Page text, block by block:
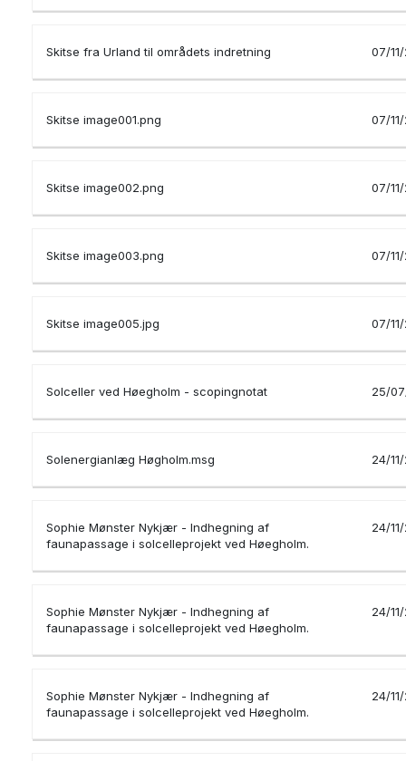
Skitse fra Urland til områdets indretning 07/
Skitse image001.png 07/
Skitse image002.png 07/
Skitse image003.png 07/
Skitse image005.jpg 07/
Solceller ved Høegholm - scopingnotat 25/
Solenergianlæg Høgholm.msg 24/
Sophie Mønster Nykjær - Indhegning af
faunapassage i solcelleprojekt ved Høegholm.
24/
Sophie Mønster Nykjær - Indhegning af
faunapassage i solcelleprojekt ved Høegholm.
24/
Sophie Mønster Nykjær - Indhegning af
faunapassage i solcelleprojekt ved Høegholm.
24/